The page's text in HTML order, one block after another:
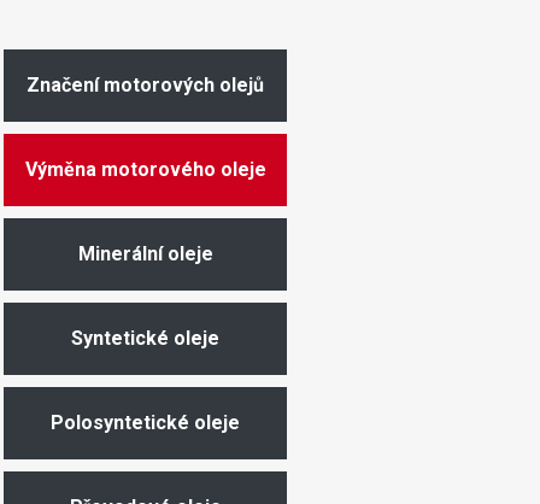
Značení motorových olejů
Výměna motorového oleje
Minerální oleje
Syntetické oleje
Polosyntetické oleje